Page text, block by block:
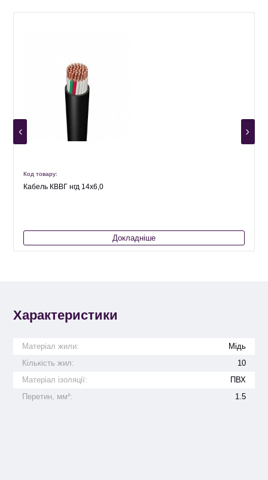
Код товару:
Кабель КВВГ нгд 14х6,0
Докладніше
Характеристики
Матеріал жили:
Мідь
Кількість жил:
10
Матеріал ізоляції:
ПВХ
Перетин, мм²:
1.5